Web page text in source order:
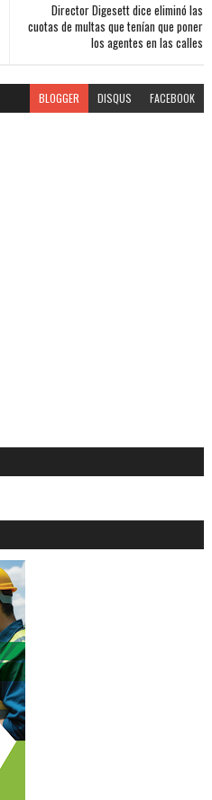
Director Digesett dice eliminó las
cuotas de multas que tenían que poner
los agentes en las calles
BLOGGER DISQUS FACEBOOK